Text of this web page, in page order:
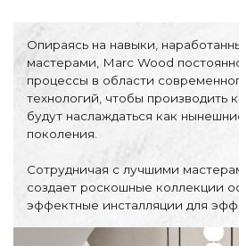
Настольные лампы
Торшеры
Технический свет
Уличное освещение
Комплектующие
По назначению
Производство светильников
Техническое и архитектурное
Ретро электрика
Творческая мастерская (латунь,
Опираясь на навыки,
мастерами, Marc Wood
процессы в области
технологий, чтобы производить
будут наслаждаться как
поколения.
Сотрудничая с лучшими
создает роскошные коллекции
эффектные инсталляции для